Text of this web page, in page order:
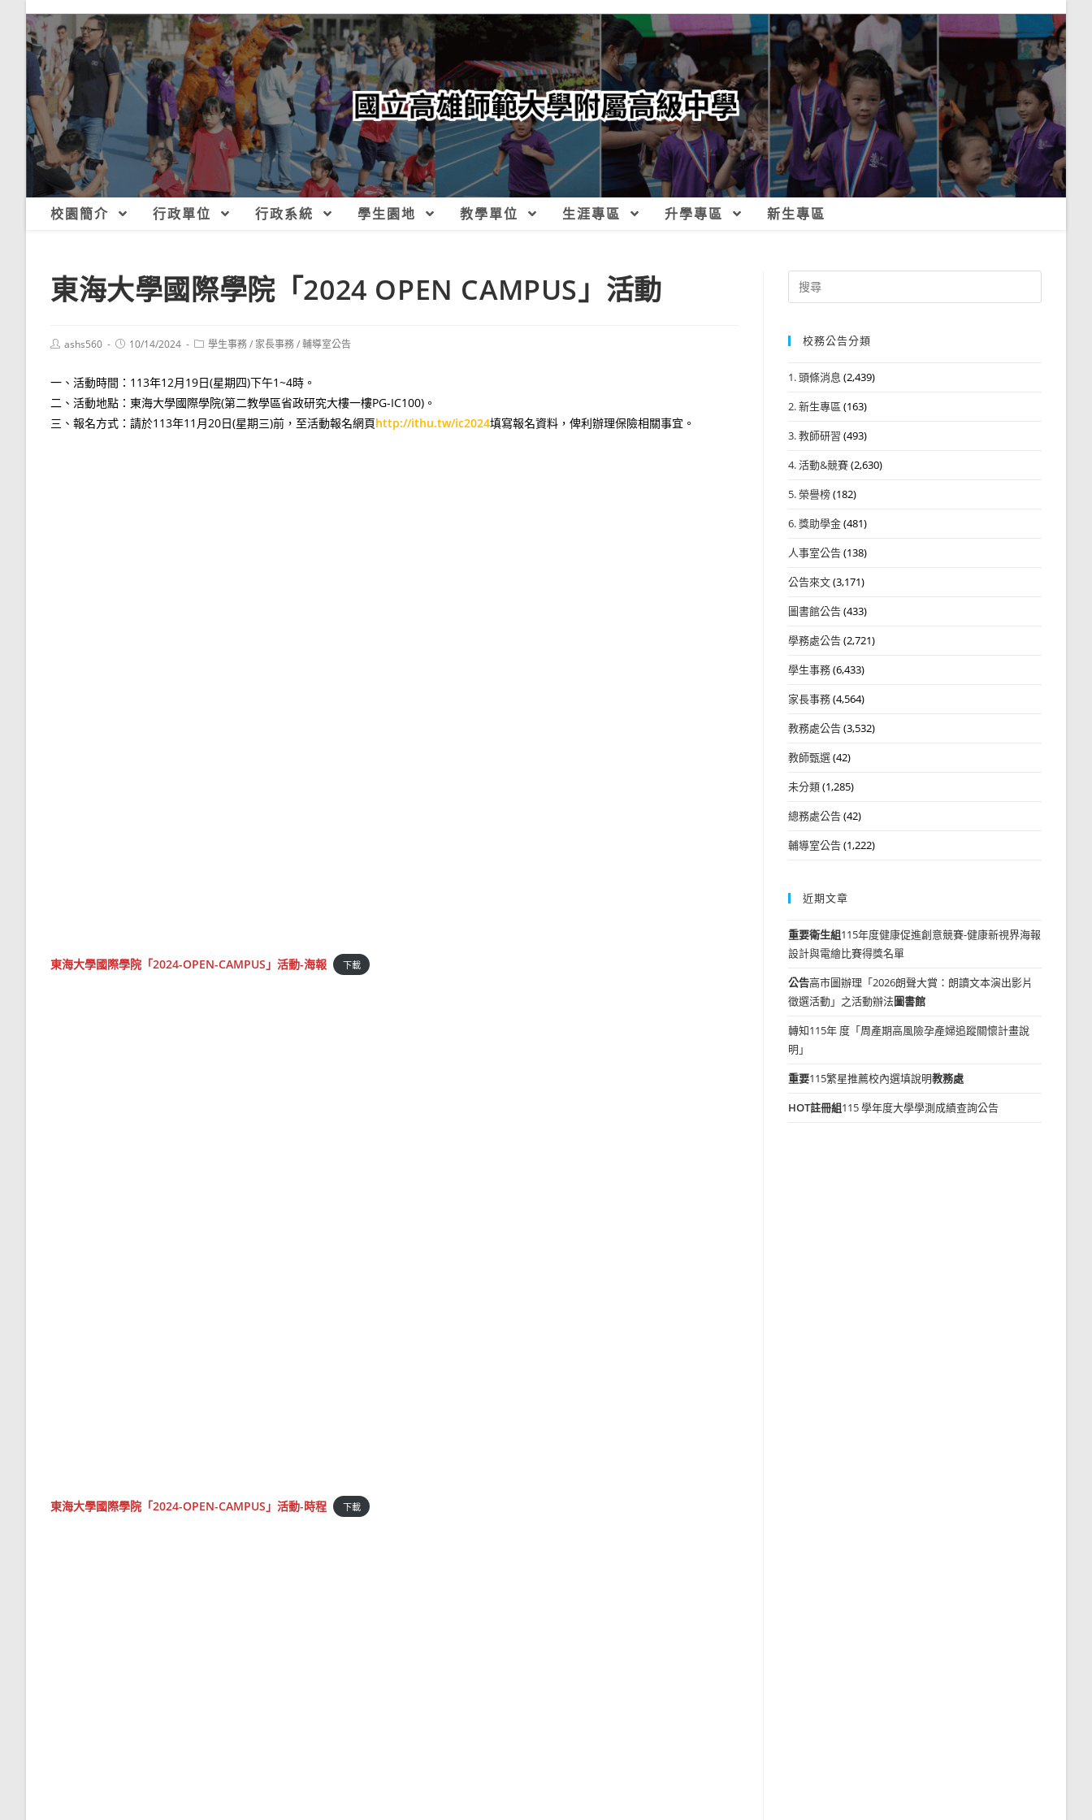
校園簡介 行政單位 行政系統 學生園地 教學單位 生涯專區 升學專區 新生專區
東海大學國際學院「2024 OPEN CAMPUS」活動
Postashs560
Post10/14/2024
Post學生事務/ 家長事務/輔導室公告
一、活動時間：113年12月19日(星期四)下午1~4時。
二、活動地點：東海大學國際學院(第二教學區省政研究大樓一樓PG-IC100)。
三、報名方式：請於113年11月20日(星期三)前，至活動報名網頁http://ithu.tw/ic2024填寫報名資料，俾利辦理保險相關事宜。
東海大學國際學院「2024-OPEN-CAMPUS」活動-海報 下載
東海大學國際學院「2024-OPEN-CAMPUS」活動-時程 下載
Search
for:
校務公告分類
1. 頭條消息 (2,439)
2. 新生專區 (163)
3. 教師研習 (493)
4. 活動&競賽(2,630)
5. 榮譽榜(182)
6. 獎助學金(481)
人事室公告(138)
公告來文(3,171)
圖書館公告(433)
學務處公告(2,721)
學生事務(6,433)
家長事務(4,564)
教務處公告(3,532)
教師甄選(42)
未分類(1,285)
總務處公告(42)
輔導室公告(1,222)
近期文章
重要衛生組115年度健康促進創意競賽-健康新視界海報
設計與電繪比賽得獎名單
公告高市圖辦理「2026朗聲大賞：朗讀文本演出影片
徵選活動」之活動辦法圖書館
轉知115年 度「周產期高風險孕產婦追蹤關懷計畫說
明」
重要115繁星推薦校內選填說明教務處
HOT註冊組115 學年度大學學測成績查詢公告